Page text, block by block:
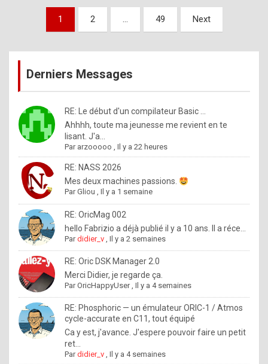
a
%
m
a
d
b
y
o
l
e
x
.
I
f
y
Pagination
publications
1 2 … 49 Next
Derniers Messages
RE: Le début d'un compilateur Basic ...
Ahhhh, toute ma jeunesse me revient en te
lisant. J'a...
Par arzooooo ,Il y a 22 heures
RE: NASS 2026
Mes deux machines passions.
ParGliou ,Il y a 1 semaine
RE: OricMag 002
hello Fabrizio a déjà publié il y a 10 ans. Il a réce...
Pardidier_v ,Il y a 2 semaines
RE: Oric DSK Manager 2.0
Merci Didier, je regarde ça.
ParOricHappyUser,Il y a 4 semaines
RE: Phosphoric — un émulateur ORIC-1 / Atmos
cycle-accurate en C11, tout équipé
Ca y est, j'avance. J'espere pouvoir faire un petit
ret...
Pardidier_v ,Il y a 4 semaines